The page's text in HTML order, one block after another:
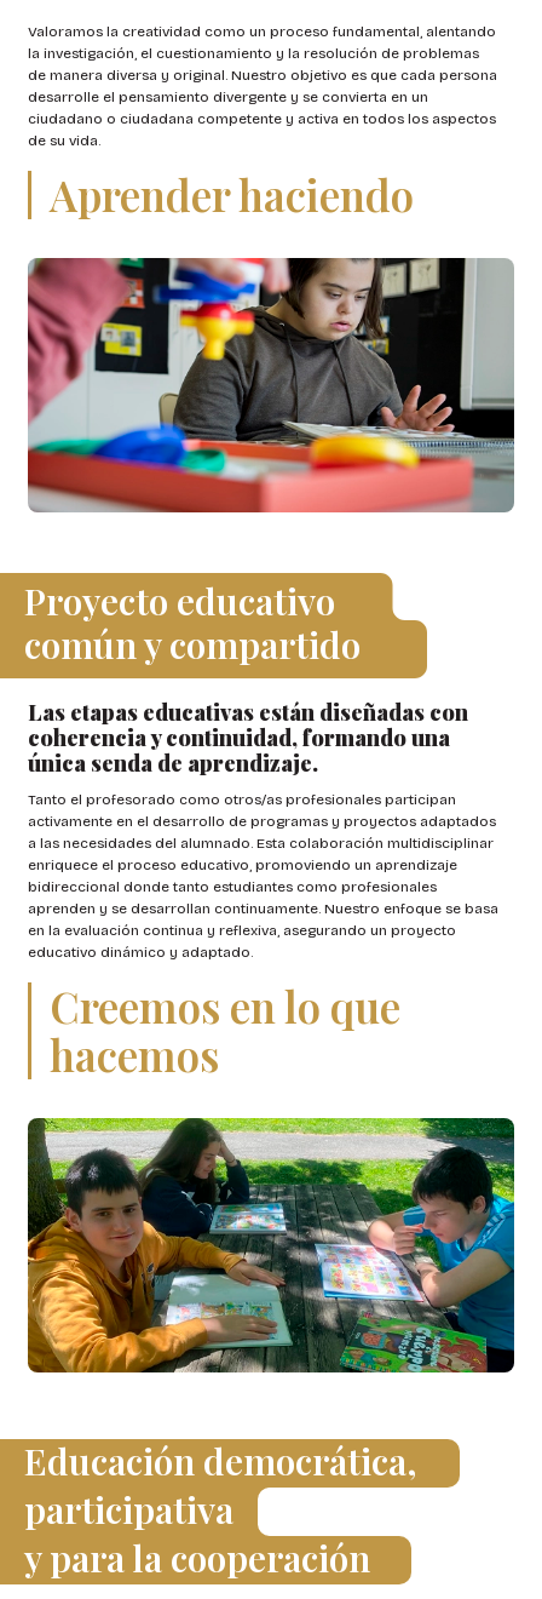
Valoramos la creatividad como un proceso fundamental, alentando
la investigación, el cuestionamiento y la resolución de problemas
de manera diversa y original. Nuestro objetivo es que cada persona
desarrolle el pensamiento divergente y se convierta en un
ciudadano o ciudadana competente y activa en todos los aspectos
de su vida.
Aprender haciendo
Proyecto educativo
común y compartido
Las etapas educativas están diseñadas con
coherencia y continuidad, formando una
única senda de aprendizaje.
Tanto el profesorado como otros/as profesionales participan
activamente en el desarrollo de programas y proyectos adaptados
a las necesidades del alumnado. Esta colaboración multidisciplinar
enriquece el proceso educativo, promoviendo un aprendizaje
bidireccional donde tanto estudiantes como profesionales
aprenden y se desarrollan continuamente. Nuestro enfoque se basa
en la evaluación continua y reflexiva, asegurando un proyecto
educativo dinámico y adaptado.
Creemos en lo que
hacemos
Educación democrática,
participativa
y para la cooperación